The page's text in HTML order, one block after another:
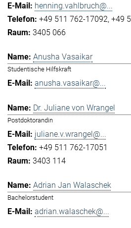
henning.vahlbruch@...
+49 511 762-17092 +49
3405 066
Anusha Vasaikar
Studentische Hilfskraft
anusha.vasaikar@...
Dr. Juliane von Wrangel
Postdoktorandin
juliane.v.wrangel@...
+49 511 762-17051
3403 114
Adrian Jan Walaschek
Bachelorstudent
adrian.walaschek@...